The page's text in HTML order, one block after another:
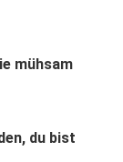
mühsam
du bist